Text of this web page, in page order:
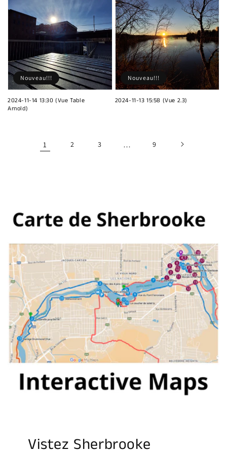
2024-11-14 13:30 (Vue Table
Arnold)
Nouveau!!!
2024-11-13 15:58 (Vue 2.3)
Nouveau!!!
1 2 3 … 9
Vistez Sherbrooke